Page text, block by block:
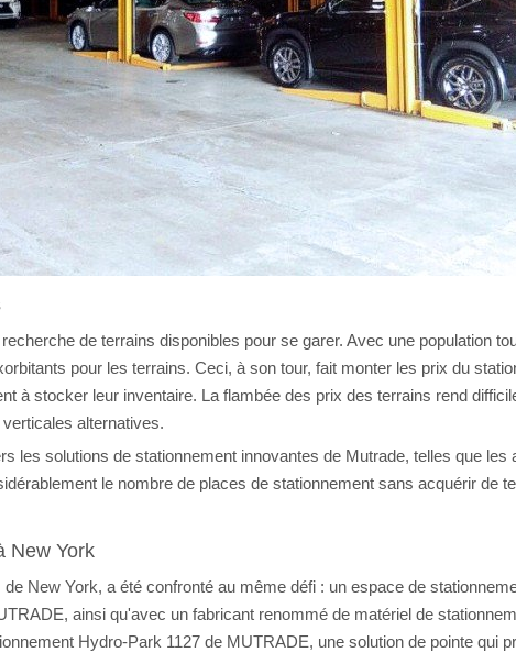
de terrains disponibles pour se garer. Avec une population
pour les terrains. Ceci, à son tour, fait monter les prix du
à stocker leur inventaire. La flambée des prix des terrains rend
alternatives.
les solutions de stationnement innovantes de Mutrade, telles que
le nombre de places de stationnement sans acquérir de
New York
New York, a été confronté au même défi : un espace de
ainsi qu'avec un fabricant renommé de matériel de
Hydro-Park 1127 de MUTRADE, une solution de pointe qui